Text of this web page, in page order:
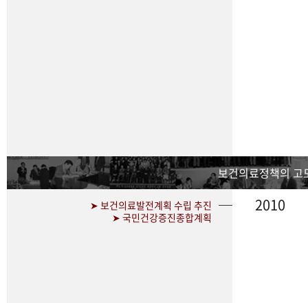
보건의료정책의 고
➤ 보건의료발전계획 수립 추진
➤ 국민건강증진종합계획
2010